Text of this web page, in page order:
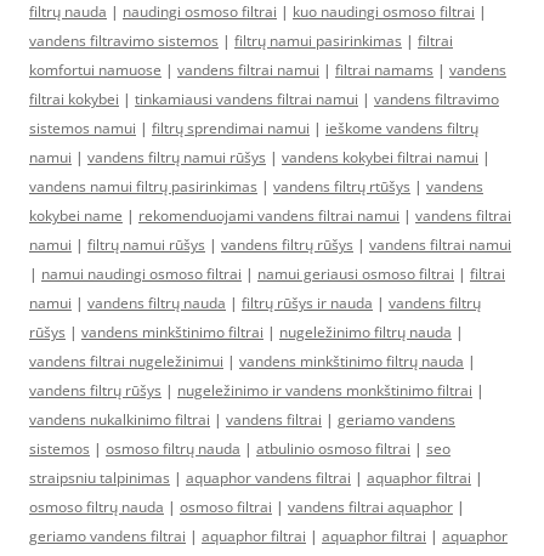
filtrų nauda | naudingi osmoso filtrai | kuo naudingi osmoso filtrai |
vandens filtravimo sistemos | filtrų namui pasirinkimas | filtrai
komfortui namuose | vandens filtrai namui | filtrai namams | vandens
filtrai kokybei | tinkamiausi vandens filtrai namui | vandens filtravimo
sistemos namui | filtrų sprendimai namui | ieškome vandens filtrų
namui | vandens filtrų namui rūšys | vandens kokybei filtrai namui |
vandens namui filtrų pasirinkimas | vandens filtrų rtūšys | vandens
kokybei name | rekomenduojami vandens filtrai namui | vandens filtrai
namui | filtrų namui rūšys | vandens filtrų rūšys | vandens filtrai namui
| namui naudingi osmoso filtrai | namui geriausi osmoso filtrai | filtrai
namui | vandens filtrų nauda | filtrų rūšys ir nauda | vandens filtrų
rūšys | vandens minkštinimo filtrai | nugeležinimo filtrų nauda |
vandens filtrai nugeležinimui | vandens minkštinimo filtrų nauda |
vandens filtrų rūšys | nugeležinimo ir vandens monkštinimo filtrai |
vandens nukalkinimo filtrai | vandens filtrai | geriamo vandens
sistemos | osmoso filtrų nauda | atbulinio osmoso filtrai | seo
straipsniu talpinimas | aquaphor vandens filtrai | aquaphor filtrai |
osmoso filtrų nauda | osmoso filtrai | vandens filtrai aquaphor |
geriamo vandens filtrai | aquaphor filtrai | aquaphor filtrai | aquaphor